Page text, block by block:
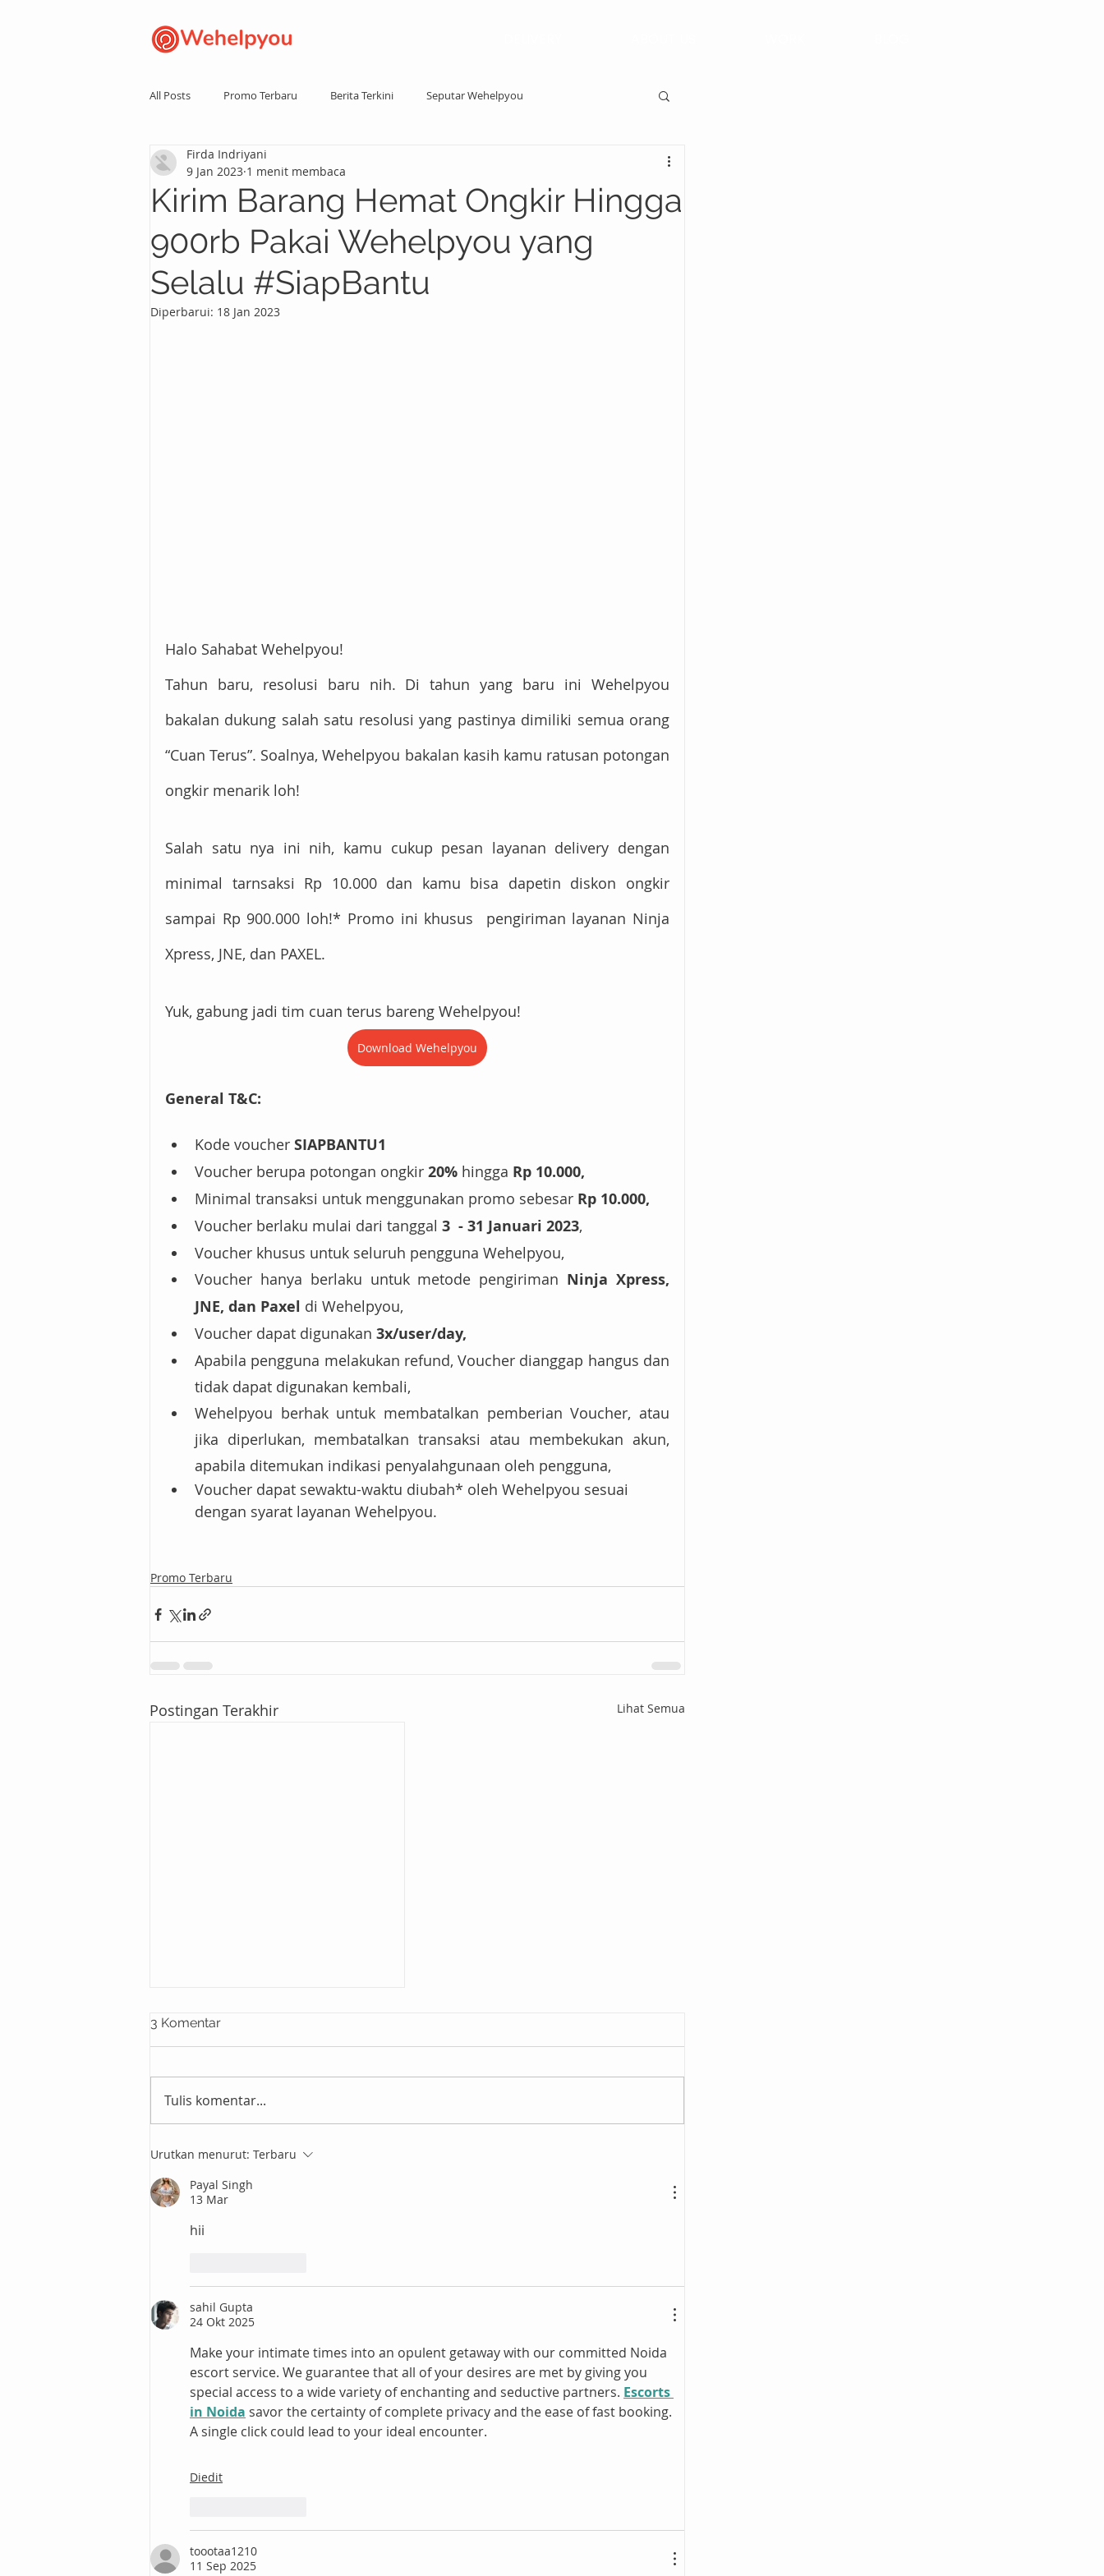
All Posts Promo Terbaru Berita Terkini Seputar Wehelpyou
Kirim Barang Hemat Ongkir Hingga
900rb Pakai Wehelpyou yang
Selalu #SiapBantu
Firda Indriyani
9 Jan 2023 1 menit membaca
Diperbarui: 18 Jan 2023
Halo Sahabat Wehelpyou!
Tahun baru, resolusi baru nih. Di tahun yang baru ini Wehelpyou
bakalan dukung salah satu resolusi yang pastinya dimiliki semua orang
“Cuan Terus”. Soalnya, Wehelpyou bakalan kasih kamu ratusan potongan
ongkir menarik loh!
Salah satu nya ini nih, kamu cukup pesan layanan delivery dengan
minimal tarnsaksi Rp 10.000 dan kamu bisa dapetin diskon ongkir
sampai Rp 900.000 loh!* Promo ini khusus  pengiriman layanan Ninja
Xpress, JNE, dan PAXEL.
Yuk, gabung jadi tim cuan terus bareng Wehelpyou!
Download Wehelpyou
General T&C:
Kode voucher SIAPBANTU1
Voucher berupa potongan ongkir 20% hingga Rp 10.000,
Minimal transaksi untuk menggunakan promo sebesar Rp 10.000,
Voucher berlaku mulai dari tanggal 3  - 31 Januari 2023,
Voucher khusus untuk seluruh pengguna Wehelpyou,
Voucher hanya berlaku untuk metode pengiriman Ninja Xpress,
JNE, dan Paxel di Wehelpyou,
Voucher dapat digunakan 3x/user/day,
Apabila pengguna melakukan refund, Voucher dianggap hangus dan
tidak dapat digunakan kembali,
Wehelpyou berhak untuk membatalkan pemberian Voucher, atau
jika diperlukan, membatalkan transaksi atau membekukan akun,
apabila ditemukan indikasi penyalahgunaan oleh pengguna,
Voucher dapat sewaktu-waktu diubah* oleh Wehelpyou sesuai
dengan syarat layanan Wehelpyou.
Promo Terbaru
Postingan Terakhir Lihat Semua
Kolaborasi Wehelpyou dan
Westbike Meriahkan
Ramadhan dengan Berbagi
Hadiah di Mall Central Park
3 Komentar
Tulis komentar...
Urutkan menurut: Terbaru
Payal Singh
13 Mar
hii
sahil Gupta
24 Okt 2025
Make your intimate times into an opulent getaway with our committed Noida
escort service. We guarantee that all of your desires are met by giving you
special access to a wide variety of enchanting and seductive partners. Escorts
in Noida savor the certainty of complete privacy and the ease of fast booking.
A single click could lead to your ideal encounter.
Diedit
toootaa1210
11 Sep 2025